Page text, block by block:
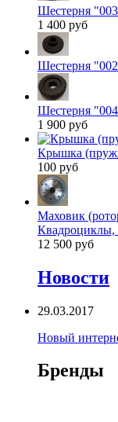
Шестерня
1 400 руб
Шестерня
Шестерня
1 900 руб
Крышка
100 руб
Маховик
Квадроциклы,
12 500 руб
Новости
29.03.2017
Новый
Бренды